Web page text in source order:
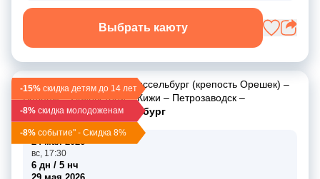
Выбрать каюту
-15% скидка детям до 14 лет
-8% скидка молодоженам
-8% событие" - Скидка 8%
Санкт-Петербург – Шлиссельбург (крепость Орешек) –
Валаам–Свирьстрой–Кижи – Петрозаводск –
Мандроги–Санкт-Петербург
24 мая 2026
вс, 17:30
6 дн / 5 нч